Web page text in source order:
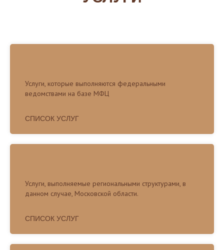
Услуги, которые выполняются федеральными
ведомствами на базе МФЦ
СПИСОК УСЛУГ
Услуги, выполняемые региональными структурами, в
данном случае, Московской области.
СПИСОК УСЛУГ